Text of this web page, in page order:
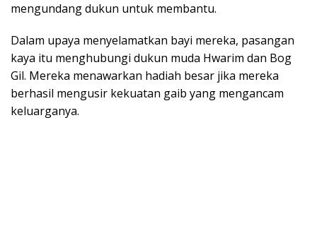
mengundang dukun untuk membantu.
Dalam upaya menyelamatkan bayi mereka, pasangan
kaya itu menghubungi dukun muda Hwarim dan Bog
Gil. Mereka menawarkan hadiah besar jika mereka
berhasil mengusir kekuatan gaib yang mengancam
keluarganya.